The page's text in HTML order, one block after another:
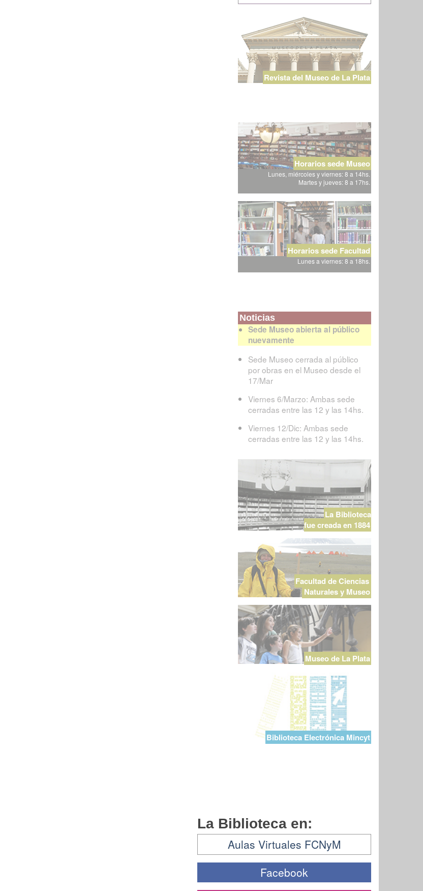
Revista del Museo de La Plata
Horarios sede Museo
Lunes, miércoles y viernes: 8 a 14hs.
Martes y jueves: 8 a 17hs.
Horarios sede Facultad
Lunes a viernes: 8 a 18hs.
Noticias
Sede Museo abierta al público
nuevamente
Sede Museo cerrada al público
por obras en el Museo desde el
17/Mar
Viernes 6/Marzo: Ambas sede
cerradas entre las 12 y las 14hs.
Viernes 12/Dic: Ambas sede
cerradas entre las 12 y las 14hs.
La Biblioteca
fue creada en 1884
Facultad de Ciencias
Naturales y Museo
Museo de La Plata
Biblioteca Electrónica Mincyt
La Biblioteca en:
Aulas Virtuales FCNyM
Facebook